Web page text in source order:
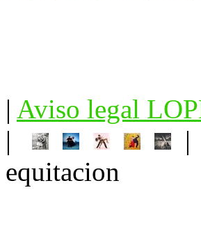
| Aviso legal
|
|
equitacion